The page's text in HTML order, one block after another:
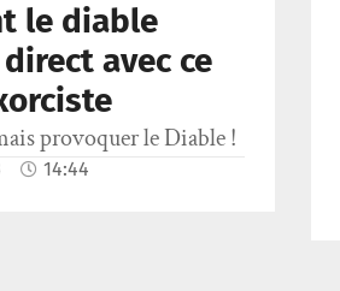
le diable
avec ce
provoquer le Diable !
14:44